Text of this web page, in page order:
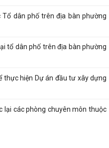
dân phố trên địa bàn phường
tổ dân phố trên địa bàn phường
thực hiện Dự án đầu tư xây dựng
lại các phòng chuyên môn thuộc
toán tiền điện không dùng tiền